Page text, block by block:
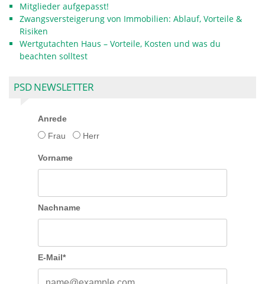
Mitglieder aufgepasst!
Zwangsversteigerung von Immobilien: Ablauf, Vorteile &
Risiken
Wertgutachten Haus – Vorteile, Kosten und was du
beachten solltest
PSD NEWSLETTER
Anrede
Frau
Herr
Vorname
Nachname
E-Mail*